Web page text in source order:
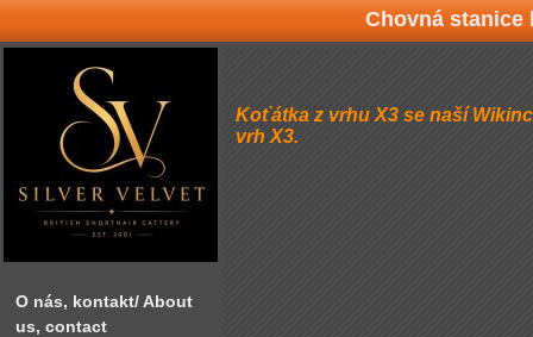
Chovná stanice
O nás‚ kontakt/ About
us‚ contact
Koťátka z vrhu X3 se naší
vrh X3.